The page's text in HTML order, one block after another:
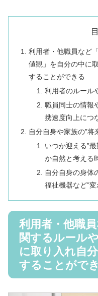
利用者・他職員など
値観」を自分の中に
することができる
利用者のルール
職員同士の情報
携速度向上につ
自分自身や家族の”将
いつか迎える”
か自然と考える
自分自身の身体
福祉機器など”
利用者・他職
関するルール
に取り入れ自
することがで